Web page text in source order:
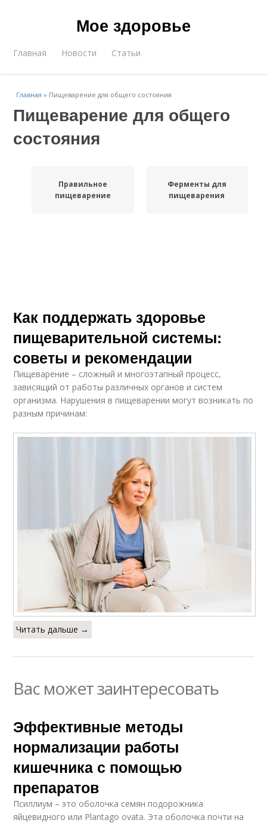
Мое здоровье
Главная Новости Статьи
Главная » Пищеварение для общего состояния
Пищеварение для общего
состояния
Правильное
пищеварение
Ферменты для
пищеварения
Как поддержать здоровье
пищеварительной системы:
советы и рекомендации
Пищеварение – сложный и многоэтапный процесс,
зависящий от работы различных органов и систем
организма. Нарушения в пищеварении могут возникать по
разным причинам:
Читать дальше →
Вас может заинтересовать
Эффективные методы
нормализации работы
кишечника с помощью
препаратов
Псиллиум – это оболочка семян подорожника
яйцевидного или Plantago ovata. Эта оболочка почти на